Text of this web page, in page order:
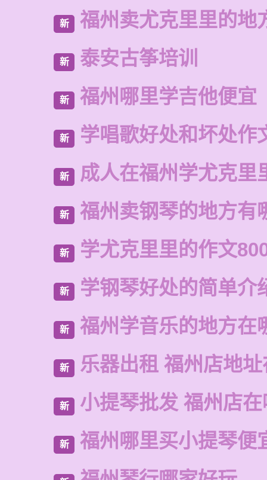
新 福州卖尤克里里的地
新 泰安古筝培训
新 福州哪里学吉他便宜
新 学唱歌好处和坏处作
新 成人在福州学尤克里
新 福州卖钢琴的地方有
新 学尤克里里的作文
新 学钢琴好处的简单介
新 福州学音乐的地方在
新 乐器出租 福州店地
新 小提琴批发 福州店
新 福州哪里买小提琴便